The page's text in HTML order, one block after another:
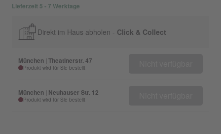
Lieferzeit 5 - 7 Werktage
Direkt im Haus abholen - Click & Collect
München | Theatinerstr. 47
Produkt wird für Sie bestellt
München | Neuhauser Str. 12
Produkt wird für Sie bestellt